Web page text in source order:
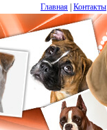
Главная Контакты